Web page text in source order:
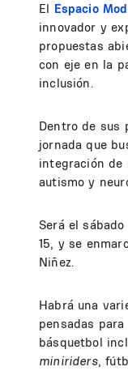
El Espacio
innovador y
propuestas
con eje en la
inclusión.
Dentro de sus
jornada que
integración de
autismo y
Será el
15, y se
Niñez.
Habrá una
pensadas
básquetbol
miniriders,